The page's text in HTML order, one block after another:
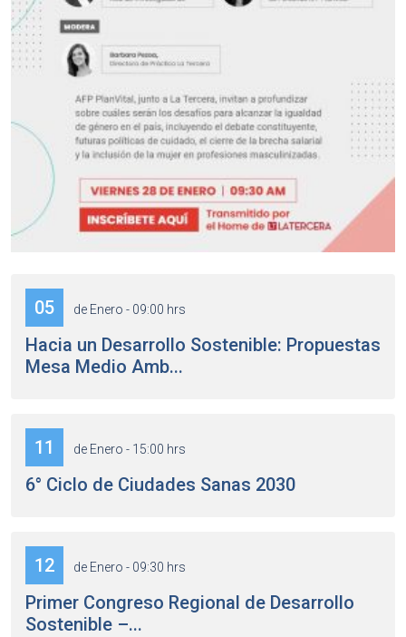
05 de Enero - 09:00 hrs
Hacia un Desarrollo Sostenible: Propuestas
Mesa Medio Amb...
11 de Enero - 15:00 hrs
6° Ciclo de Ciudades Sanas 2030
12 de Enero - 09:30 hrs
Primer Congreso Regional de Desarrollo
Sostenible –...